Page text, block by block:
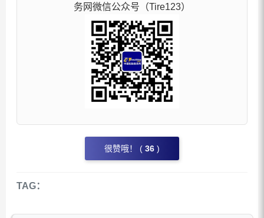
务网微信公众号（Tire123）
很赞哦！ ( 36 )
TAG：